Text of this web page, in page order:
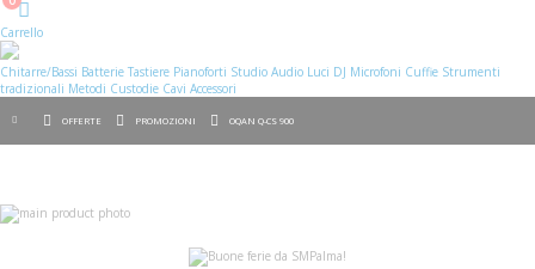
Cart
Carrello
Chitarre/Bassi Batterie Tastiere Pianoforti Studio Audio Luci DJ Microfoni Cuffie Strumenti
tradizionali Metodi Custodie Cavi Accessori
OFFERTE PROMOZIONI OQAN Q-CS 900
Vai
alla